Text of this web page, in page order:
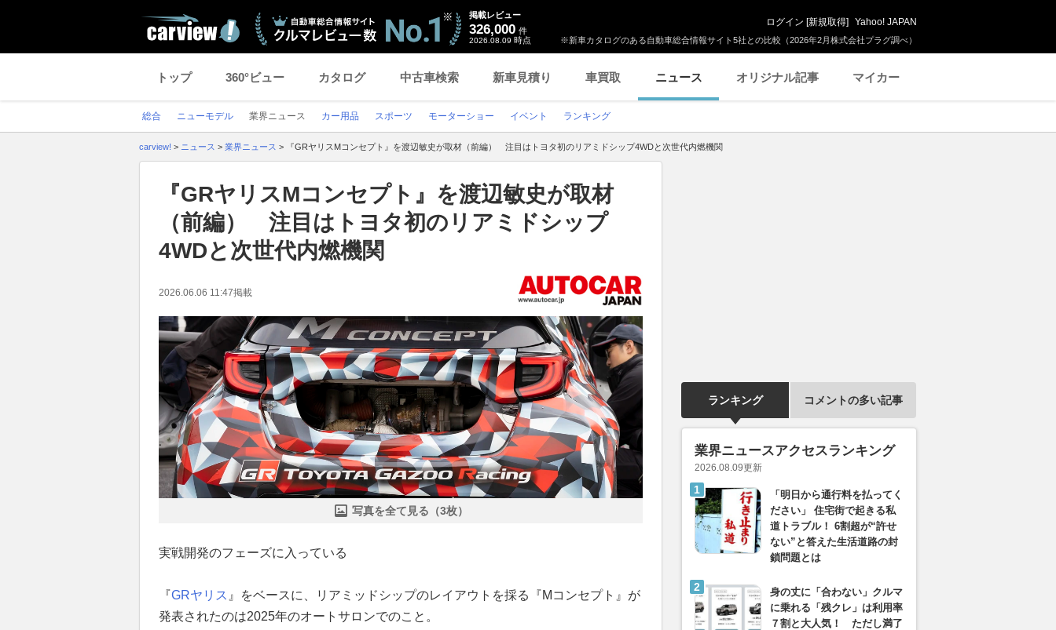
※新車カタログのある自動車総合情報サイト5社との比較（2026年2月株式会社プラグ調べ）
掲載レビュー
326,000 件
2026.08.09 時点
ログイン [新規取得] Yahoo! JAPAN
トップ 360°ビュー カタログ 中古車検索 新車見積り 車買取 ニュース オリジナル記事 マイカー
総合 ニューモデル 業界ニュース カー用品 スポーツ モーターショー イベント ランキング
carview! > ニュース > 業界ニュース > 『GRヤリスMコンセプト』を渡辺敏史が取材（前編） 注目はトヨタ初のリアミドシップ4WDと次世代内燃機関
『GRヤリスMコンセプト』を渡辺敏史が取材
（前編） 注目はトヨタ初のリアミドシップ
4WDと次世代内燃機関
2026.06.06 11:47掲載
写真を全て見る（3枚）
実戦開発のフェーズに入っている
『GRヤリス 』をベースに、リアミッドシップのレイアウトを採る『Mコンセプト』が
発表されたのは2025年のオートサロンでのこと。
ランキング コメントの多い記事
業界ニュースアクセスランキング
2026.08.09更新
「明日から通行料を払ってく
ださい」 住宅街で起きる私
道トラブル！ 6割超が“許せ
ない”と答えた生活道路の封
鎖問題とは
身の丈に「合わない」クルマ
に乗れる「残クレ」は利用率
７割と大人気！ ただし満了